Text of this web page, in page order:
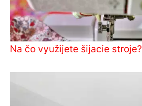
Na čo využijete šijacie stroje?